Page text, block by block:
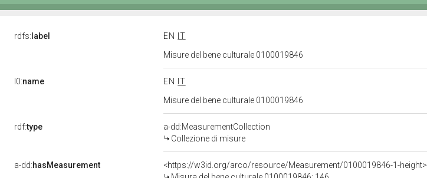
rdfs: label EN
IT
Misure del bene culturale 0100019846
l0:name EN
IT
Misure del bene culturale 0100019846
rdf:type
a-dd:MeasurementCollection
Collezione di misure
a-dd:hasMeasurement
<https://w3id.org/arco/resource/Measurement/0100019846-1-height>